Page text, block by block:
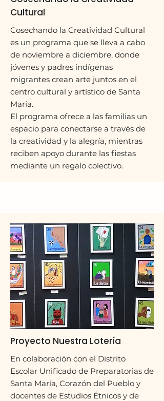
Cultural
Cosechando la Creatividad Cultural
es un programa que se lleva a cabo
de noviembre a diciembre, donde
jóvenes y padres indígenas
migrantes crean arte juntos en el
centro cultural y artístico de Santa
María.
El programa ofrece a las familias un
espacio para conectarse a través de
la creatividad y la alegría, mientras
reciben apoyo durante las fiestas
mediante un regalo colectivo.
Proyecto Nuestra Lotería
En colaboración con el Distrito
Escolar Unificado de Preparatorias de
Santa María, Corazón del Pueblo y
docentes de Estudios Étnicos y de